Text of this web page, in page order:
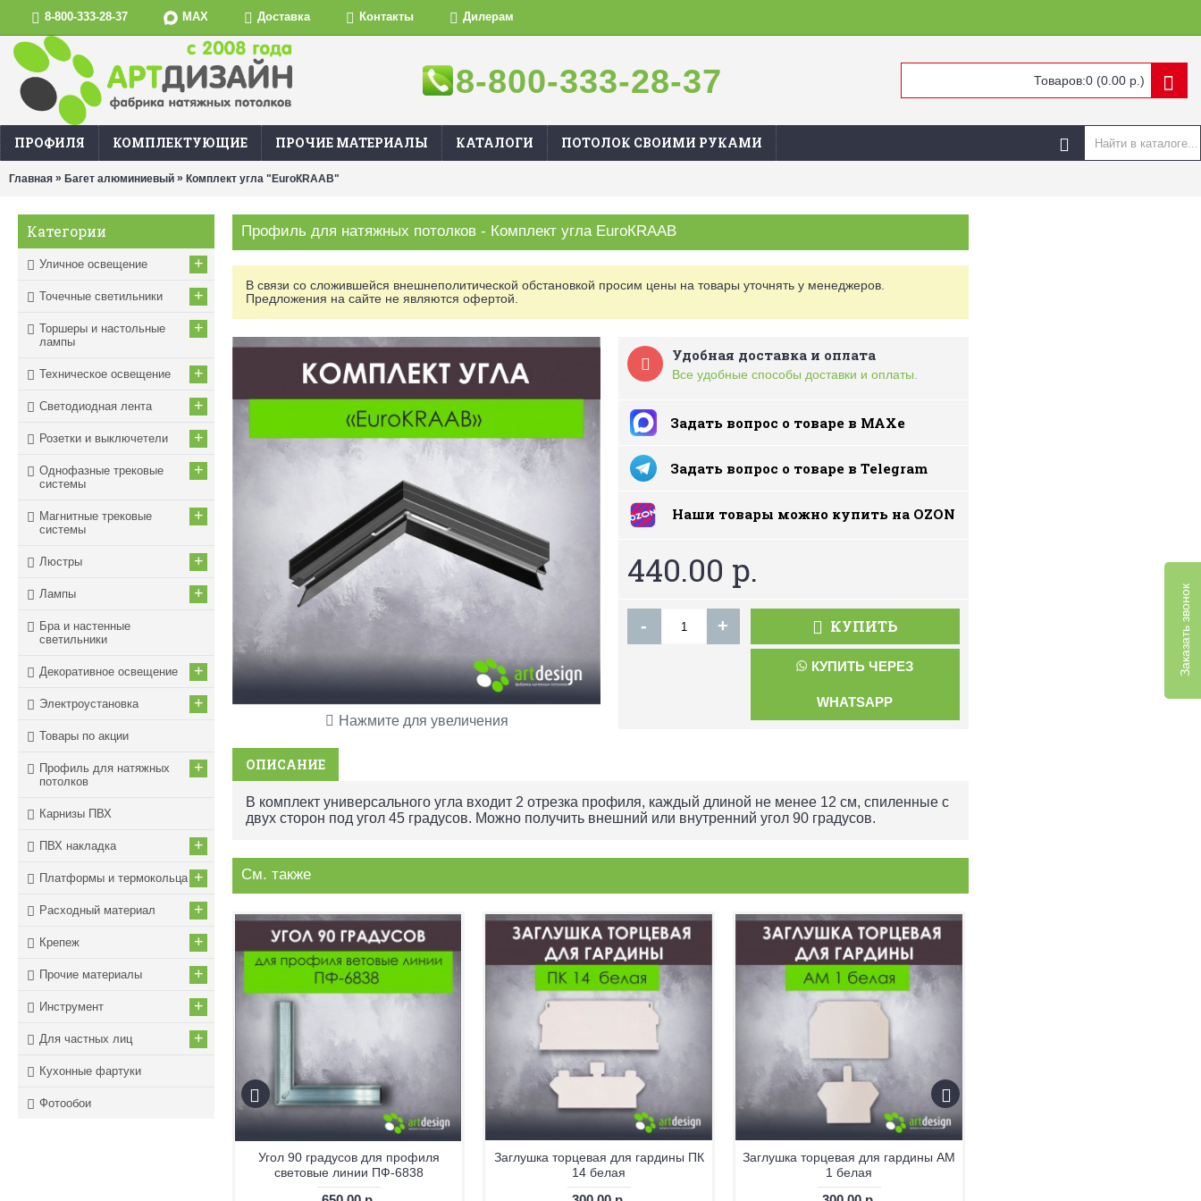
8-800-333-28-37 MAX Доставка Контакты Дилерам
8-800-333-28-37 Товаров:0 (0.00 р.)
ПРОФИЛЯ КОМПЛЕКТУЮЩИЕ ПРОЧИЕ МАТЕРИАЛЫ КАТАЛОГИ ПОТОЛОК СВОИМИ РУКАМИ
Главная » Багет алюминиевый » Комплект угла "EuroКRAAB"
Категории
Уличное освещение +
Точечные светильники +
Торшеры и настольные
лампы
+
Техническое освещение +
Светодиодная лента +
Розетки и выключетели +
Однофазные трековые
системы
+
Магнитные трековые
системы
+
Люстры +
Лампы +
Бра и настенные
светильники
Декоративное освещение +
Электроустановка +
Товары по акции
Профиль для натяжных
потолков
+
Карнизы ПВХ
ПВХ накладка +
Платформы и термокольца +
Расходный материал +
Крепеж +
Прочие материалы +
Инструмент +
Для частных лиц +
Кухонные фартуки
Фотообои
Заказать звонок
Профиль для натяжных потолков - Комплект угла EuroКRAAB
В связи со сложившейся внешнеполитической обстановкой просим цены на товары уточнять у менеджеров.
Предложения на сайте не являются офертой.
Нажмите для увеличения
Удобная доставка и оплата
Все удобные способы доставки и оплаты.
Задать вопрос о товаре в MAXe
Задать вопрос о товаре в Telegram
Наши товары можно купить на ОZON
440.00 р.
- + КУПИТЬ
КУПИТЬ ЧЕРЕЗ
WHATSAPP
ОПИСАНИЕ
В комплект универсального угла входит 2 отрезка профиля, каждый длиной не менее 12 см, спиленные с
двух сторон под угол 45 градусов. Можно получить внешний или внутренний угол 90 градусов.
См. также
Угол 90 градусов для профиля
световые линии ПФ-6838
Заглушка торцевая для гардины ПК
14 белая
Заглушка торцевая для гардины АМ
1 белая